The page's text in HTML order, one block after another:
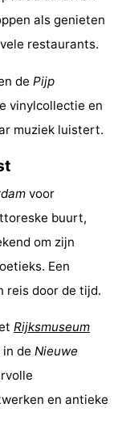
als genieten
restaurants.
de Pijp
vinylcollectie en
muziek luistert.
voor
buurt,
om zijn
Een
reis door de tijd.
Rijksmuseum
de Nieuwe
en antieke